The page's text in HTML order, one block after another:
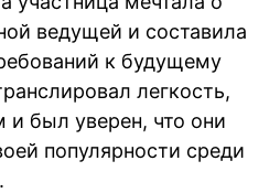
ведущей и составила
к будущему
легкость,
и был уверен, что они
популярности среди